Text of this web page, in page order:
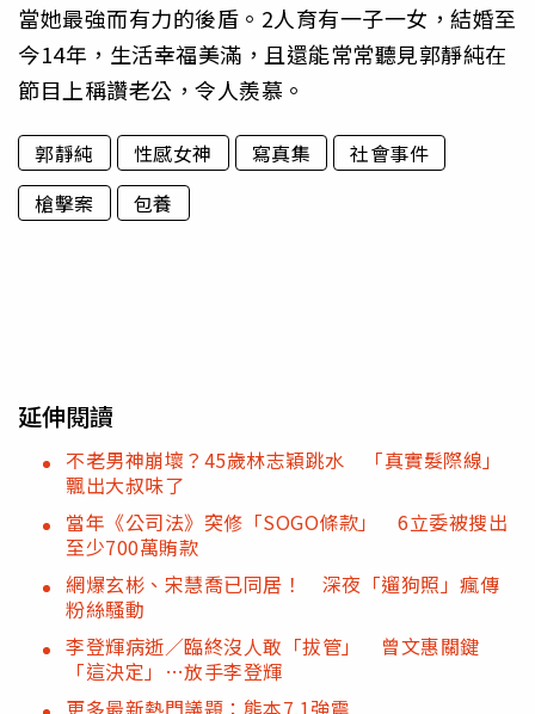
當她最強而有力的後盾。2人育有一子一女，結婚至
今14年，生活幸福美滿，且還能常常聽見郭靜純在
節目上稱讚老公，令人羨慕。
郭靜純 性感女神 寫真集
社會事件
槍擊案
包養
延伸閱讀
不老男神崩壞？45歲林志穎跳水 「真實髮際線」
飄出大叔味了
當年《公司法》突修「SOGO條款」 6立委被搜出
至少700萬賄款
網爆玄彬、宋慧喬已同居！ 深夜「遛狗照」瘋傳
粉絲騷動
李登輝病逝／臨終沒人敢「拔管」 曾文惠關鍵
「這決定」…放手李登輝
更多最新熱門議題：熊本7.1強震